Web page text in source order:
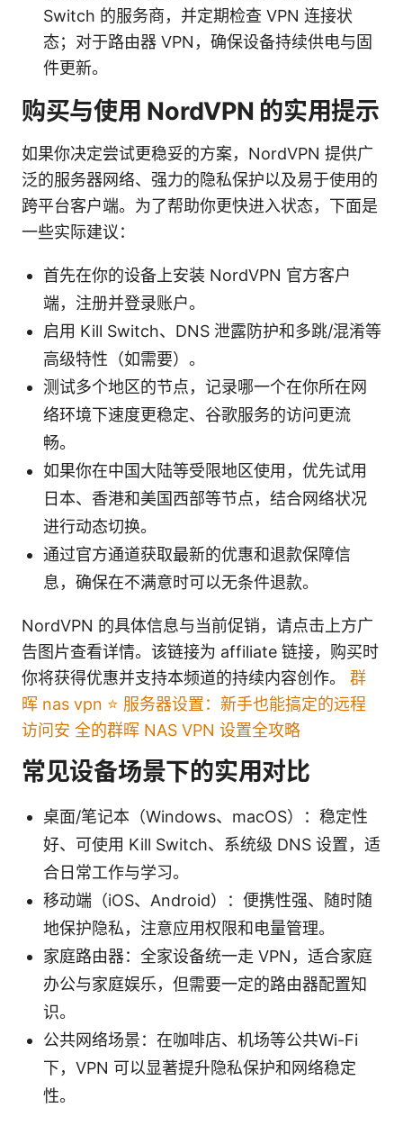
Switch 的服务商，并定期检查 VPN 连接状
态；对于路由器 VPN，确保设备持续供电与固
件更新。
购买与使用 NordVPN 的实用提示
如果你决定尝试更稳妥的方案，NordVPN 提供广
泛的服务器网络、强力的隐私保护以及易于使用的
跨平台客户端。为了帮助你更快进入状态，下面是
一些实际建议：
首先在你的设备上安装 NordVPN 官方客户
端，注册并登录账户。
启用 Kill Switch、DNS 泄露防护和多跳/混淆等
高级特性（如需要）。
测试多个地区的节点，记录哪一个在你所在网
络环境下速度更稳定、谷歌服务的访问更流
畅。
如果你在中国大陆等受限地区使用，优先试用
日本、香港和美国西部等节点，结合网络状况
进行动态切换。
通过官方通道获取最新的优惠和退款保障信
息，确保在不满意时可以无条件退款。
NordVPN 的具体信息与当前促销，请点击上方广
告图片查看详情。该链接为 affiliate 链接，购买时
你将获得优惠并支持本频道的持续内容创作。 群
晖 nas vpn ⭐ 服务器设置：新手也能搞定的远程
访问安 全的群晖 NAS VPN 设置全攻略
常见设备场景下的实用对比
桌面/笔记本（Windows、macOS）：稳定性
好、可使用 Kill Switch、系统级 DNS 设置，适
合日常工作与学习。
移动端（iOS、Android）：便携性强、随时随
地保护隐私，注意应用权限和电量管理。
家庭路由器：全家设备统一走 VPN，适合家庭
办公与家庭娱乐，但需要一定的路由器配置知
识。
公共网络场景：在咖啡店、机场等公共Wi-Fi
下，VPN 可以显著提升隐私保护和网络稳定
性。